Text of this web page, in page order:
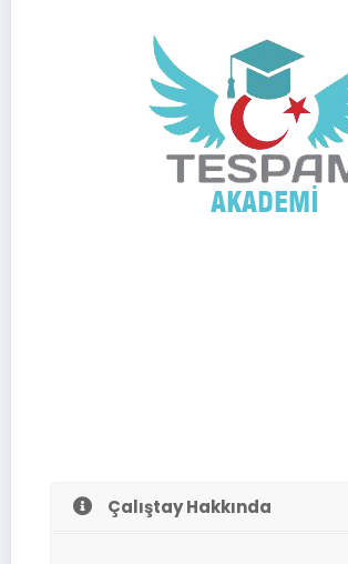
Çalıştay Hakkında